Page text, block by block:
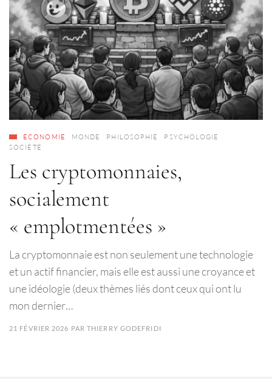
ECONOMIE MONDE PHILOSOPHIE
PSYCHOLOGIE
SOCIÉTÉ
Les cryptomonnaies,
socialement
« emplotmentées »
La cryptomonnaie est non seulement une technologie
et un actif financier, mais elle est aussi une croyance et
une idéologie (deux thèmes liés dont ceux qui ont lu
mon dernier…
21 FÉVRIER 2026 PARTHIERRY GODEFRIDI